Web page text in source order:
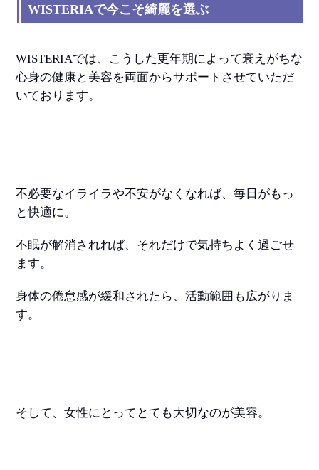
WISTERIAで今こそ綺麗を選ぶ
WISTERIAでは、こうした更年期によって衰えがちな
心身の健康と美容を両面からサポートさせていただ
いております。
不必要なイライラや不安がなくなれば、毎日がもっ
と快適に。
不眠が解消されれば、それだけで気持ちよく過ごせ
ます。
身体の倦怠感が緩和されたら、活動範囲も広がりま
す。
そして、女性にとってとても大切なのが美容。